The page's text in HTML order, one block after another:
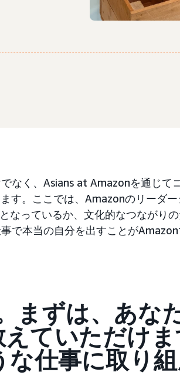
なく、Asians at Amazonを通じて
す。ここでは、Amazonのリーダー
なっているか、文化的なつながり
で本当の自分を出すことが
まずは、あな
ていただけま
な仕事に取り